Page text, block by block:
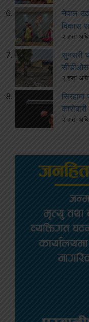
नेपाल
विकास
२ हप्ता अघि
सुनसरी
२ हप्ता अघि
२ हप्ता अघि